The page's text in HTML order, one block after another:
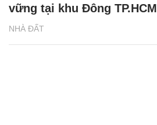
NHÀ ĐẤT
vững tại khu Đông TP.HCM